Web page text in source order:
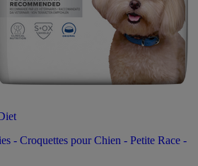
- Croquettes pour Chien - Petite Race -